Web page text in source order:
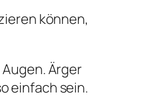
können,
Ärger
einfach sein.